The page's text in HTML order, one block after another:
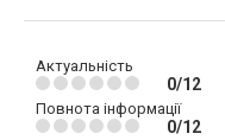
Актуальність
0/12
Повнота інформації
0/12